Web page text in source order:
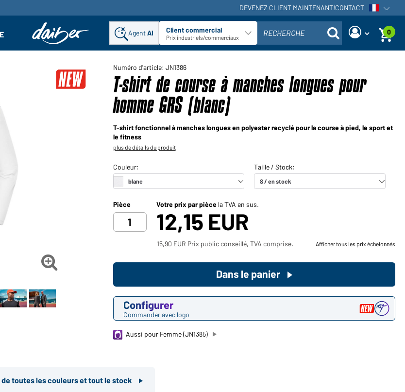
DEVENEZ CLIENT MAINTENANT!CONTACT Ouvrir la
menu AgentAI Sélectionner le type de client
Client commercial
Prix industriels/commerciaux
RECHERCHE
avez déjà un compte client?
Nom d'utilisateur:
oublié?
Voudriez-vous devenir
Voudriez-vous acheter des
produits pour votre besoin privé?
Chemin d'accès au shop des
Nom d'utilisateur:
connexion
0

Numéro d'article: JN1386
T-shirt de course à manches longues pour
homme GRS (blanc)
T-shirt fonctionnel à manches longues en polyester recyclé pour la course à pied, le sport et
le fitness
plus de détails du produit
Pièce Votre prix par pièce la TVA en sus.
12,15 EUR
15,90 EUR Prix public conseillé, TVA comprise. Afficher tous les prix échelonnés
Configurer
Commander avec logo
Dans le panier
Aussi pour Femme (JN1385)
de toutes les couleurs et tout le stock